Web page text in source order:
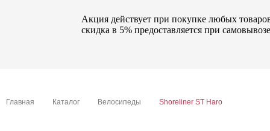
Акция действует при покупке любых
скидка в 5% предоставляется при
Главная Каталог Велосипеды Shoreliner ST Haro